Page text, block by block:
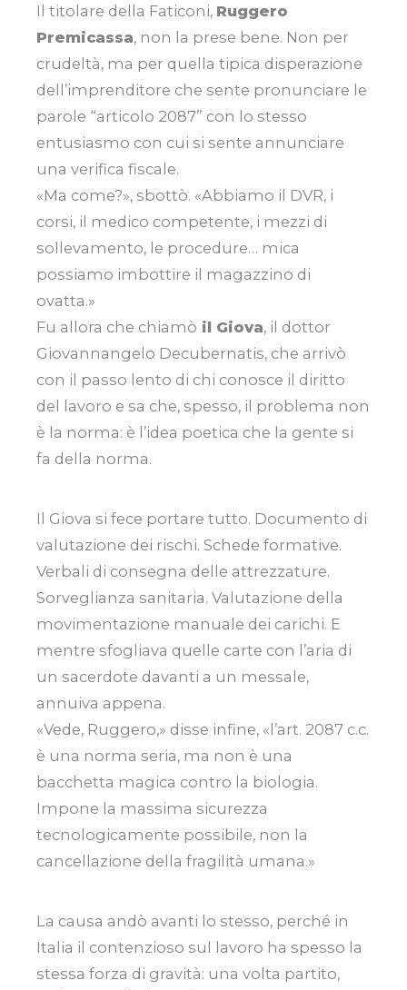
Il titolare della Faticoni, Ruggero
Premicassa, non la prese bene. Non per
crudeltà, ma per quella tipica disperazione
dell’imprenditore che sente pronunciare le
parole “articolo 2087” con lo stesso
entusiasmo con cui si sente annunciare
una verifica fiscale.
«Ma come?», sbottò. «Abbiamo il DVR, i
corsi, il medico competente, i mezzi di
sollevamento, le procedure… mica
possiamo imbottire il magazzino di
ovatta.»
Fu allora che chiamò il Giova, il dottor
Giovannangelo Decubernatis, che arrivò
con il passo lento di chi conosce il diritto
del lavoro e sa che, spesso, il problema non
è la norma: è l’idea poetica che la gente si
fa della norma.
Il Giova si fece portare tutto. Documento di
valutazione dei rischi. Schede formative.
Verbali di consegna delle attrezzature.
Sorveglianza sanitaria. Valutazione della
movimentazione manuale dei carichi. E
mentre sfogliava quelle carte con l’aria di
un sacerdote davanti a un messale,
annuiva appena.
«Vede, Ruggero,» disse infine, «l’art. 2087 c.c.
è una norma seria, ma non è una
bacchetta magica contro la biologia.
Impone la massima sicurezza
tecnologicamente possibile, non la
cancellazione della fragilità umana.»
La causa andò avanti lo stesso, perché in
Italia il contenzioso sul lavoro ha spesso la
stessa forza di gravità: una volta partito,